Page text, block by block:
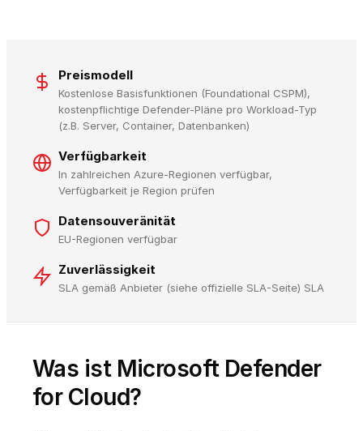
Preismodell
Kostenlose Basisfunktionen (Foundational CSPM),
kostenpflichtige Defender-Pläne pro Workload-Typ
(z.B. Server, Container, Datenbanken)
Verfügbarkeit
In zahlreichen Azure-Regionen verfügbar,
Verfügbarkeit je Region prüfen
Datensouveränität
EU-Regionen verfügbar
Zuverlässigkeit
SLA gemäß Anbieter (siehe offizielle SLA-Seite) SLA
Was ist Microsoft Defender
for Cloud?